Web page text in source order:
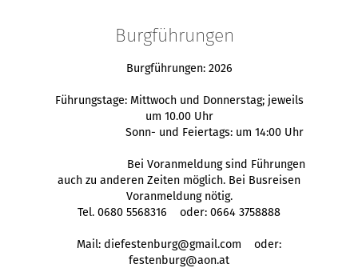
Burgführungen
Burgführungen: 2026
Führungstage: Mittwoch und Donnerstag; jeweils
um 10.00 Uhr
Sonn- und Feiertags: um 14:00 Uhr
Bei Voranmeldung sind Führungen
auch zu anderen Zeiten möglich. Bei Busreisen
Voranmeldung nötig.
Tel. 0680 5568316 oder: 0664 3758888
Mail: diefestenburg@gmail.com oder:
festenburg@aon.at